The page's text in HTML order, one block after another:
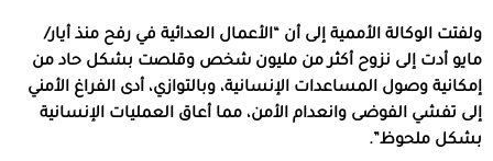
ولفتت الوكالة الأممية إلى أن “الأعمال العدائية في رفح منذ أيار/
مايو أدت إلى نزوح أكثر من مليون شخص وقلصت بشكل حاد من
إمكانية وصول المساعدات الإنسانية، وبالتوازي، أدى الفراغ الأمني
إلى تفشي الفوضى وانعدام الأمن، مما أعاق العمليات الإنسانية
بشكل ملحوظ”.